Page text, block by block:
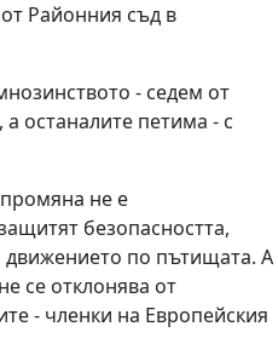
Районния съд в
- седем от
останалите петима - с
не е
безопасността,
движението по пътищата. А
се отклонява от
- членки на Европейския